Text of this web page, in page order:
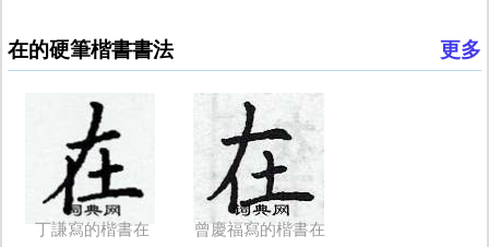
在的硬筆楷書書法 更多
丁謙寫的楷書在
曾慶福寫的楷書在